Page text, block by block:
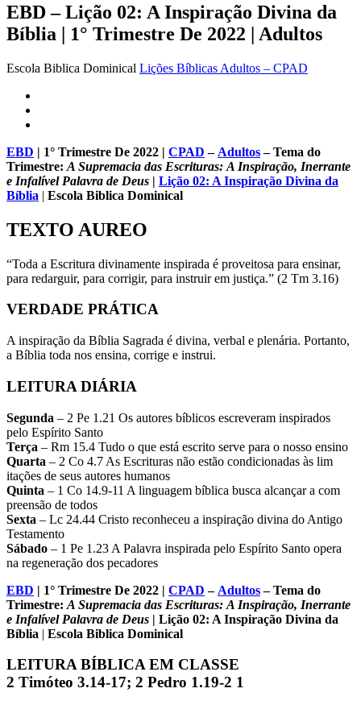
EBD – Lição 02: A Inspiração Divina da
Bíblia | 1° Trimestre De 2022 | Adultos
Escola Biblica Dominical Lições Bíblicas Adultos – CPAD
EBD | 1° Trimestre De 2022 | CPAD – Adultos– Tema do
Trimestre: A Supremacia das Escrituras: A Inspiração, Inerrante
e Infalível Palavra de Deus | Lição 02: A Inspiração Divina da
Bíblia | Escola Biblica Dominical
TEXTO AUREO
“Toda a Escritura divinamente inspirada é proveitosa para ensinar,
para redarguir, para corrigir, para instruir em justiça.” (2 Tm 3.16)
VERDADE PRÁTICA
A inspiração da Bíblia Sagrada é divina, verbal e plenária. Portanto,
a Bíblia toda nos ensina, corrige e instrui.
LEITURA DIÁRIA
Segunda – 2 Pe 1.21 Os autores bíblicos escreveram inspirados
pelo Espírito Santo
Terça – Rm 15.4 Tudo o que está escrito serve para o nosso ensino
Quarta – 2 Co 4.7 As Escrituras não estão condicionadas às lim
itações de seus autores humanos
Quinta – 1 Co 14.9-11 A linguagem bíblica busca alcançar a com
preensão de todos
Sexta – Lc 24.44 Cristo reconheceu a inspiração divina do Antigo
Testamento
Sábado – 1 Pe 1.23 A Palavra inspirada pelo Espírito Santo opera
na regeneração dos pecadores
EBD | 1° Trimestre De 2022 | CPAD – Adultos– Tema do
Trimestre: A Supremacia das Escrituras: A Inspiração, Inerrante
e Infalível Palavra de Deus | Lição 02: A Inspiração Divina da
Bíblia | Escola Biblica Dominical
LEITURA BÍBLICA EM CLASSE
2 Timóteo 3.14-17; 2 Pedro 1.19-2 1